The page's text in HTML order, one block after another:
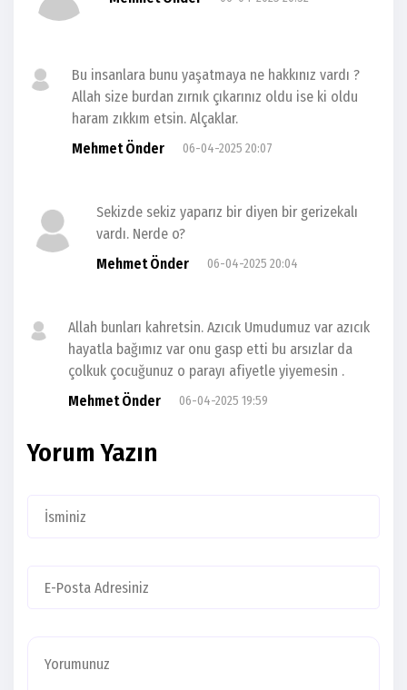
Bu insanlara bunu yaşatmaya ne hakkınız vardı ?
Allah size burdan zırnık çıkarınız oldu ise ki oldu
haram zıkkım etsin. Alçaklar.
Mehmet Önder
06-04-2025 20:07
Sekizde sekiz yaparız bir diyen bir gerizekalı
vardı. Nerde o?
Mehmet Önder
06-04-2025 20:04
Allah bunları kahretsin. Azıcık Umudumuz var azıcık
hayatla bağımız var onu gasp etti bu arsızlar da
çolkuk çocuğunuz o parayı afiyetle yiyemesin .
Mehmet Önder
06-04-2025 19:59
Yorum Yazın